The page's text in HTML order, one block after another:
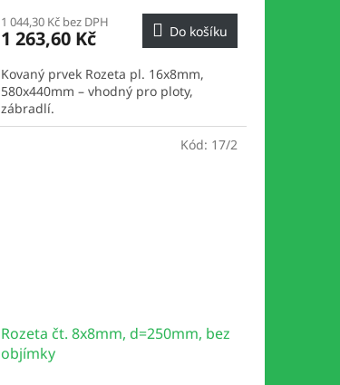
1 044,30 Kč bez DPH
1 263,60 Kč Do košíku
Kovaný prvek Rozeta pl. 16x8mm,
580x440mm – vhodný pro ploty,
zábradlí.
Rozeta čt. 8x8mm, d=250mm, bez
objímky
Kód: 17/2